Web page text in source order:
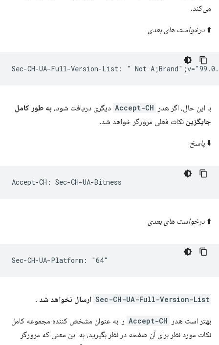
می‌کند.
⬆️ درخواست های بعدی
با این حال، اگر هدر Accept-CH دیگری دریافت شود، به طور کامل
جایگزین نکات فعلی مرورگر خواهد شد.
⬇️پاسخ
⬆️ درخواست های بعدی
Sec-CH-UA-Full-Version-List ارسال نخواهد شد .
بهتر است هدر Accept-CH را به عنوان مشخص کننده مجموعه کامل
نکات مورد نظر برای آن صفحه در نظر بگیرید، به این معنی که مرورگر